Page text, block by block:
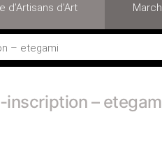
d’Artisans d’Art
– etegami
–